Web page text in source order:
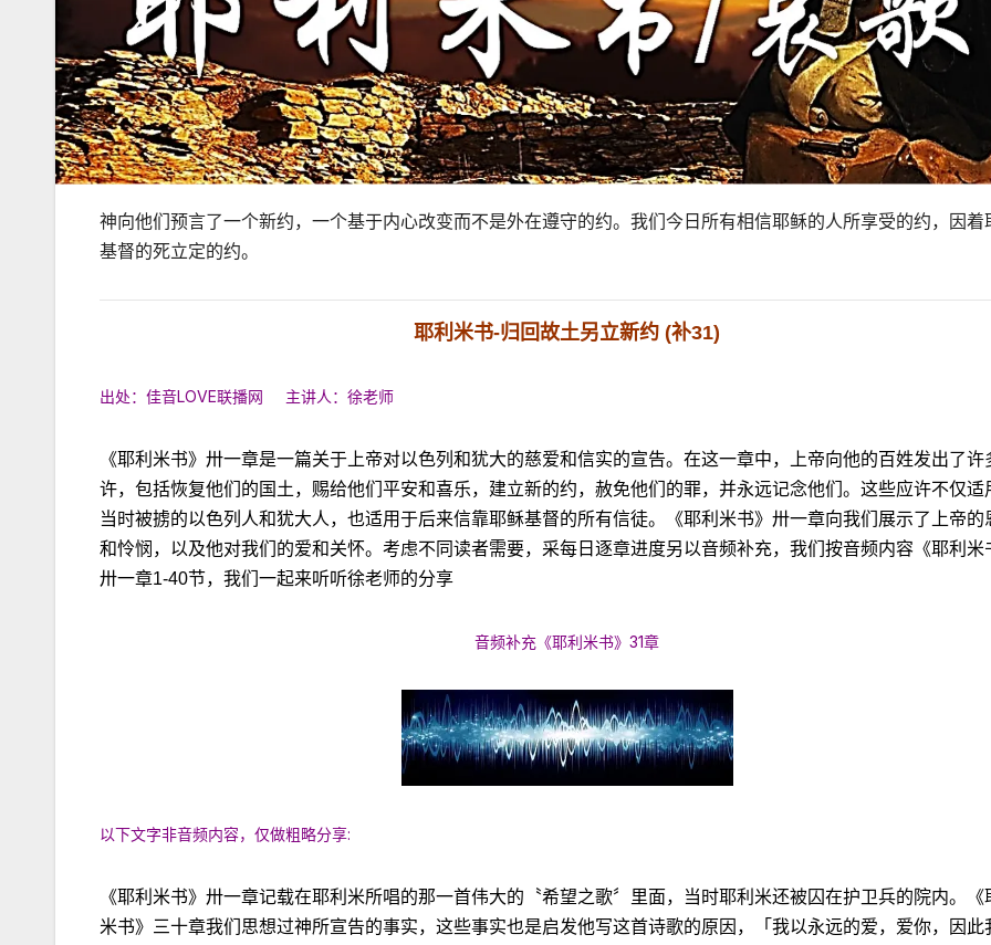
神向他们预言了一个新约，一个基于内心改变而不是外在遵守的约。我们今日所有相信耶稣的人所享受的约，因着
基督的死立定的约。
耶利米书-归回故土另立新约 (补31)
出处：佳音LOVE联播网 主讲人：徐老师
《耶利米书》卅一章是一篇关于上帝对以色列和犹大的慈爱和信实的宣告。在这一章中，上帝向他的百姓发出了许
许，包括恢复他们的国土，赐给他们平安和喜乐，建立新的约，赦免他们的罪，并永远记念他们。这些应许不仅适
当时被掳的以色列人和犹大人，也适用于后来信靠耶稣基督的所有信徒。《耶利米书》卅一章向我们展示了上帝的
和怜悯，以及他对我们的爱和关怀。考虑不同读者需要，采每日逐章进度另以音频补充，我们按音频内容《耶利米
卅一章1-40节，我们一起来听听徐老师的分享
音频补充《耶利米书》31章
以下文字非音频内容，仅做粗略分享:
《耶利米书》卅一章记载在耶利米所唱的那一首伟大的〝希望之歌〞里面，当时耶利米还被囚在护卫兵的院内。《
米书》三十章我们思想过神所宣告的事实，这些事实也是启发他写这首诗歌的原因，「我以永远的爱，爱你，因此